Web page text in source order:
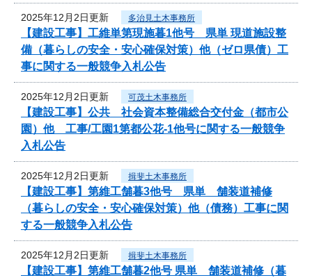
2025年12月2日更新 多治見土木事務所
【建設工事】工維単第現施暮1他号 県単 現道施設整
備（暮らしの安全・安心確保対策）他（ゼロ県債）工
事に関する一般競争入札公告
2025年12月2日更新 可茂土木事務所
【建設工事】公共 社会資本整備総合交付金（都市公
園）他 工事/工園1第都公花-1他号に関する一般競争
入札公告
2025年12月2日更新 揖斐土木事務所
【建設工事】第維工舗暮3他号 県単 舗装道補修
（暮らしの安全・安心確保対策）他（債務）工事に関
する一般競争入札公告
2025年12月2日更新 揖斐土木事務所
【建設工事】第維工舗暮2他号 県単 舗装道補修（暮